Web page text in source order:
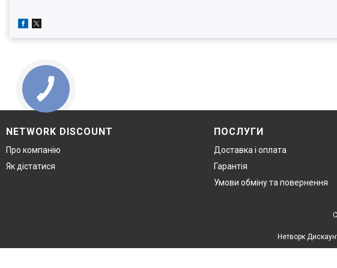
NETWORK DISCOUNT
Про компанію
Як дістатися
ПОСЛУГИ
Доставка і оплата
Гарантія
Умови обміну та повернення